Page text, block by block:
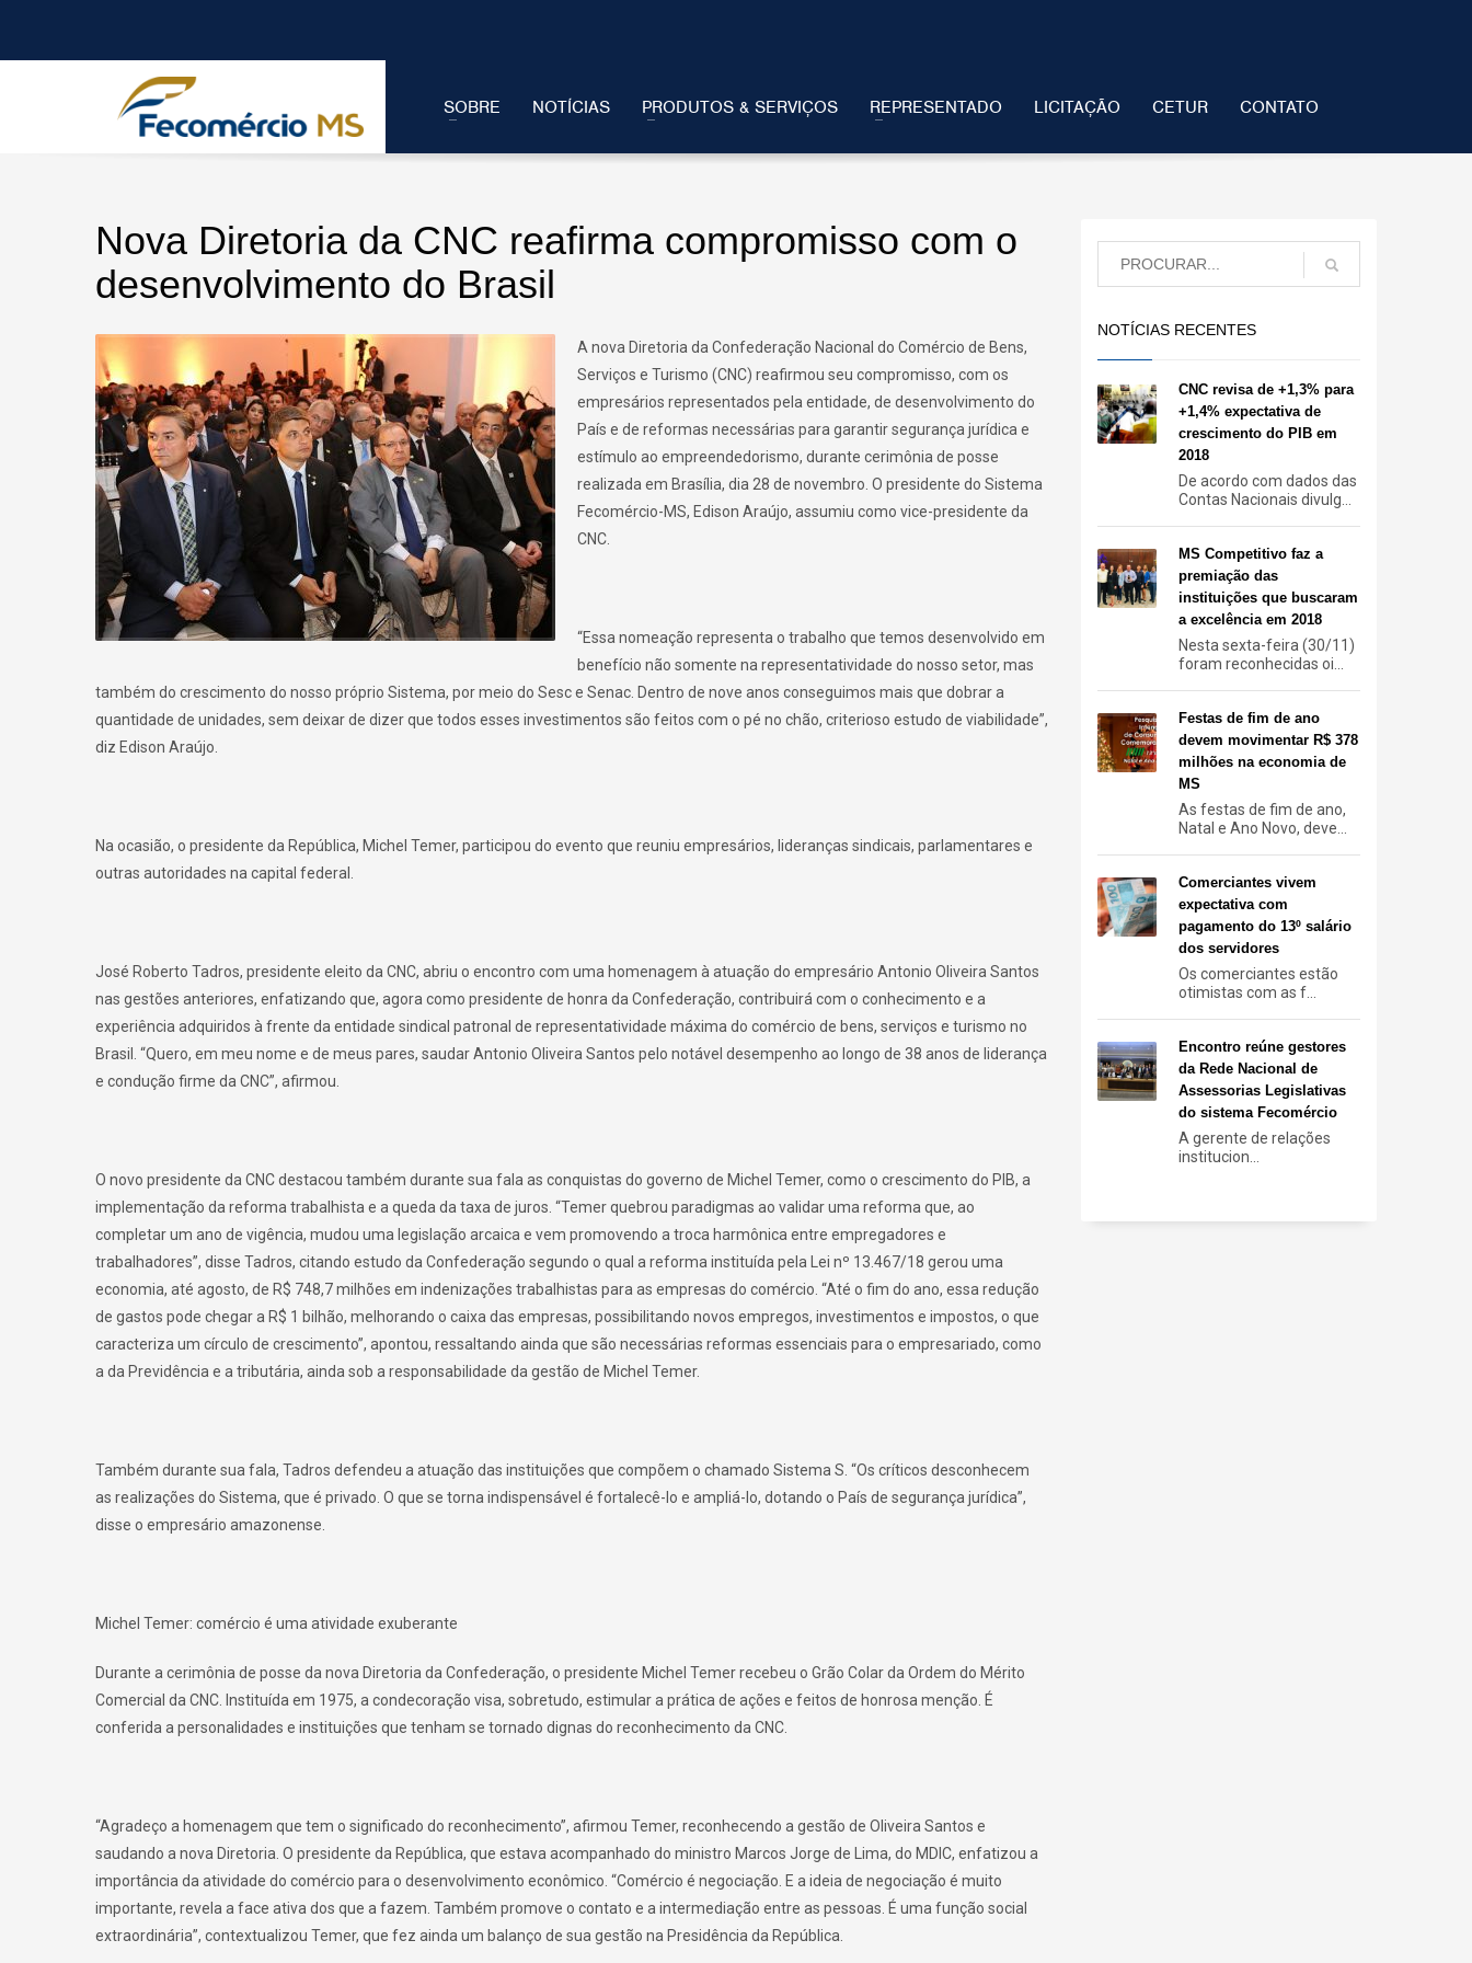
SOBRE NOTÍCIAS PRODUTOS & SERVIÇOS REPRESENTADO LICITAÇÃO CETUR CONTATO
Nova Diretoria da CNC reafirma compromisso com o
desenvolvimento do Brasil
A nova Diretoria da Confederação Nacional do Comércio de Bens,
Serviços e Turismo (CNC) reafirmou seu compromisso, com os
empresários representados pela entidade, de desenvolvimento do
País e de reformas necessárias para garantir segurança jurídica e
estímulo ao empreendedorismo, durante cerimônia de posse
realizada em Brasília, dia 28 de novembro. O presidente do Sistema
Fecomércio-MS, Edison Araújo, assumiu como vice-presidente da
CNC.
“Essa nomeação representa o trabalho que temos desenvolvido em
benefício não somente na representatividade do nosso setor, mas
também do crescimento do nosso próprio Sistema, por meio do Sesc e Senac. Dentro de nove anos conseguimos mais que dobrar a
quantidade de unidades, sem deixar de dizer que todos esses investimentos são feitos com o pé no chão, criterioso estudo de viabilidade”,
diz Edison Araújo.
Na ocasião, o presidente da República, Michel Temer, participou do evento que reuniu empresários, lideranças sindicais, parlamentares e
outras autoridades na capital federal.
José Roberto Tadros, presidente eleito da CNC, abriu o encontro com uma homenagem à atuação do empresário Antonio Oliveira Santos
nas gestões anteriores, enfatizando que, agora como presidente de honra da Confederação, contribuirá com o conhecimento e a
experiência adquiridos à frente da entidade sindical patronal de representatividade máxima do comércio de bens, serviços e turismo no
Brasil. “Quero, em meu nome e de meus pares, saudar Antonio Oliveira Santos pelo notável desempenho ao longo de 38 anos de liderança
e condução firme da CNC”, afirmou.
O novo presidente da CNC destacou também durante sua fala as conquistas do governo de Michel Temer, como o crescimento do PIB, a
implementação da reforma trabalhista e a queda da taxa de juros. “Temer quebrou paradigmas ao validar uma reforma que, ao
completar um ano de vigência, mudou uma legislação arcaica e vem promovendo a troca harmônica entre empregadores e
trabalhadores”, disse Tadros, citando estudo da Confederação segundo o qual a reforma instituída pela Lei nº 13.467/18 gerou uma
economia, até agosto, de R$ 748,7 milhões em indenizações trabalhistas para as empresas do comércio. “Até o fim do ano, essa redução
de gastos pode chegar a R$ 1 bilhão, melhorando o caixa das empresas, possibilitando novos empregos, investimentos e impostos, o que
caracteriza um círculo de crescimento”, apontou, ressaltando ainda que são necessárias reformas essenciais para o empresariado, como
a da Previdência e a tributária, ainda sob a responsabilidade da gestão de Michel Temer.
Também durante sua fala, Tadros defendeu a atuação das instituições que compõem o chamado Sistema S. “Os críticos desconhecem
as realizações do Sistema, que é privado. O que se torna indispensável é fortalecê-lo e ampliá-lo, dotando o País de segurança jurídica”,
disse o empresário amazonense.
Michel Temer: comércio é uma atividade exuberante
Durante a cerimônia de posse da nova Diretoria da Confederação, o presidente Michel Temer recebeu o Grão Colar da Ordem do Mérito
Comercial da CNC. Instituída em 1975, a condecoração visa, sobretudo, estimular a prática de ações e feitos de honrosa menção. É
conferida a personalidades e instituições que tenham se tornado dignas do reconhecimento da CNC.
“Agradeço a homenagem que tem o significado do reconhecimento”, afirmou Temer, reconhecendo a gestão de Oliveira Santos e
saudando a nova Diretoria. O presidente da República, que estava acompanhado do ministro Marcos Jorge de Lima, do MDIC, enfatizou a
importância da atividade do comércio para o desenvolvimento econômico. “Comércio é negociação. E a ideia de negociação é muito
importante, revela a face ativa dos que a fazem. Também promove o contato e a intermediação entre as pessoas. É uma função social
extraordinária”, contextualizou Temer, que fez ainda um balanço de sua gestão na Presidência da República.
NOTÍCIAS RECENTES
CNC revisa de +1,3% para
+1,4% expectativa de
crescimento do PIB em
2018
De acordo com dados das
Contas Nacionais divulg...
MS Competitivo faz a
premiação das
instituições que buscaram
a excelência em 2018
Nesta sexta-feira (30/11)
foram reconhecidas oi...
Festas de fim de ano
devem movimentar R$ 378
milhões na economia de
MS
As festas de fim de ano,
Natal e Ano Novo, deve...
Comerciantes vivem
expectativa com
pagamento do 13º salário
dos servidores
Os comerciantes estão
otimistas com as f...
Encontro reúne gestores
da Rede Nacional de
Assessorias Legislativas
do sistema Fecomércio
A gerente de relações
institucion...